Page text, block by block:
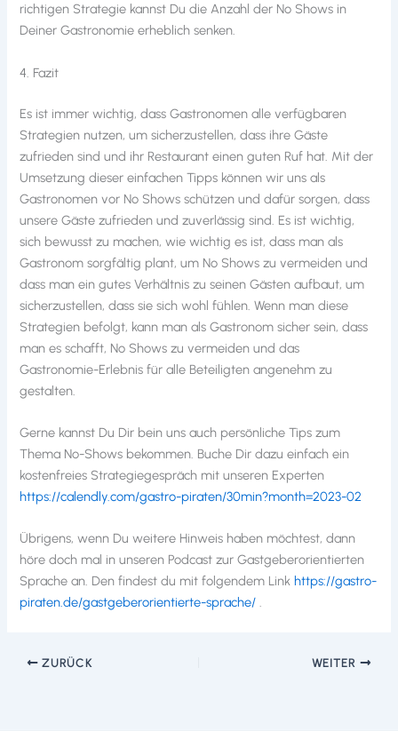
richtigen Strategie kannst Du die Anzahl der No Shows in
Deiner Gastronomie erheblich senken.
4. Fazit
Es ist immer wichtig, dass Gastronomen alle verfügbaren
Strategien nutzen, um sicherzustellen, dass ihre Gäste
zufrieden sind und ihr Restaurant einen guten Ruf hat. Mit der
Umsetzung dieser einfachen Tipps können wir uns als
Gastronomen vor No Shows schützen und dafür sorgen, dass
unsere Gäste zufrieden und zuverlässig sind. Es ist wichtig,
sich bewusst zu machen, wie wichtig es ist, dass man als
Gastronom sorgfältig plant, um No Shows zu vermeiden und
dass man ein gutes Verhältnis zu seinen Gästen aufbaut, um
sicherzustellen, dass sie sich wohl fühlen. Wenn man diese
Strategien befolgt, kann man als Gastronom sicher sein, dass
man es schafft, No Shows zu vermeiden und das
Gastronomie-Erlebnis für alle Beteiligten angenehm zu
gestalten.
Gerne kannst Du Dir bein uns auch persönliche Tips zum
Thema No-Shows bekommen. Buche Dir dazu einfach ein
kostenfreies Strategiegespräch mit unseren Experten
https://calendly.com/gastro-piraten/30min?month=2023-02
Übrigens, wenn Du weitere Hinweis haben möchtest, dann
höre doch mal in unseren Podcast zur Gastgeberorientierten
Sprache an. Den findest du mit folgendem Linkhttps://gastro-
piraten.de/gastgeberorientierte-sprache/ .
ZURÜCK WEITER